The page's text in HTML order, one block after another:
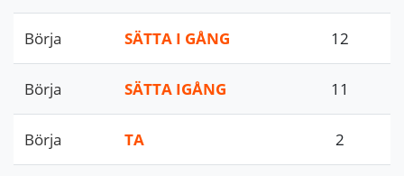
Börja SÄTTA I GÅNG 12
Börja SÄTTA IGÅNG 11
Börja TA 2